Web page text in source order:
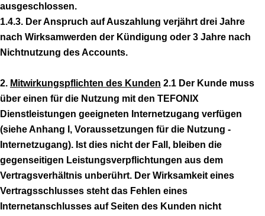
ausgeschlossen.
1.4.3. Der Anspruch auf Auszahlung verjährt drei Jahre
nach Wirksamwerden der Kündigung oder 3 Jahre nach
Nichtnutzung des Accounts.
2. Mitwirkungspflichten des Kunden 2.1 Der Kunde muss
über einen für die Nutzung mit den TEFONIX
Dienstleistungen geeigneten Internetzugang verfügen
(siehe Anhang I, Voraussetzungen für die Nutzung -
Internetzugang). Ist dies nicht der Fall, bleiben die
gegenseitigen Leistungsverpflichtungen aus dem
Vertragsverhältnis unberührt. Der Wirksamkeit eines
Vertragsschlusses steht das Fehlen eines
Internetanschlusses auf Seiten des Kunden nicht